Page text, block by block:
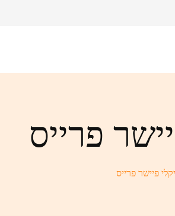
פרייס
פיישר פרייס